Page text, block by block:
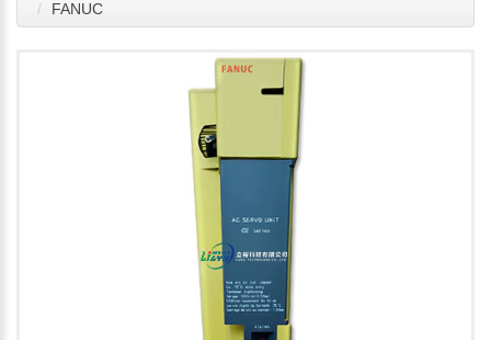
FANUC